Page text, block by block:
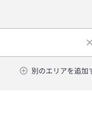
別のエリアを追加